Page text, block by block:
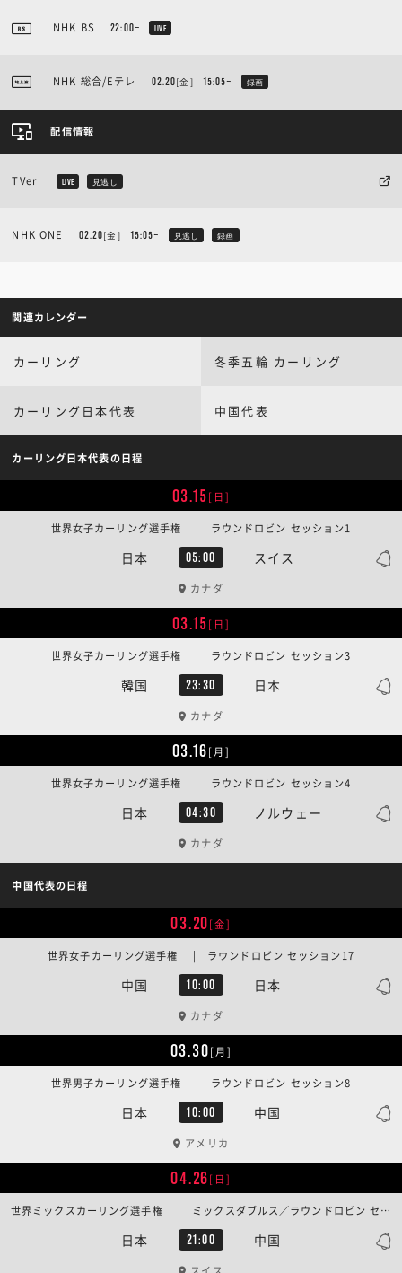
NHK BS 22:00~ LIVE
NHK 総合/Eテレ 02.20 [金] 15:05~ 録画
配信情報
TVer LIVE 見逃し
NHK ONE 02.20[金] 15:05~ 見逃し 録画
関連カレンダー
カーリング 冬季五輪 カーリング
カーリング日本代表 中国代表
カーリング日本代表の日程
03.15[日]
日本 05:00 スイス
世界女子カーリング選手権 | ラウンドロビン セッション1
カナダ
03.15[日]
韓国 23:30 日本
世界女子カーリング選手権 | ラウンドロビン セッション3
カナダ
03.16[月]
日本 04:30 ノルウェー
世界女子カーリング選手権 | ラウンドロビン セッション4
カナダ
中国代表の日程
03.20[金]
中国 10:00 日本
世界女子カーリング選手権 | ラウンドロビン セッション17
カナダ
03.30[月]
日本 10:00 中国
世界男子カーリング選手権 | ラウンドロビン セッション8
アメリカ
04.26[日]
日本 21:00 中国
世界ミックスカーリング選手権 | ミックスダブルス／ラウンドロビン セッション5